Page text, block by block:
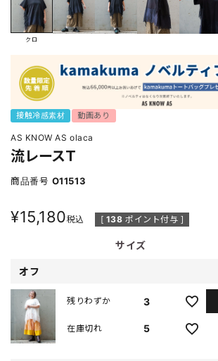
クロ
接触冷感素材 動画あり
AS KNOW AS olaca
流レースＴ
商品番号 O11513
¥15,180税込 [ 138 ポイント付与 ]
サイズ
オフ
3
残りわずか
5
在庫切れ